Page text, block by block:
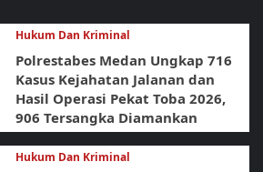
Hukum Dan Kriminal
Polrestabes Medan Ungkap 716
Kasus Kejahatan Jalanan dan
Hasil Operasi Pekat Toba 2026,
906 Tersangka Diamankan
Hukum Dan Kriminal